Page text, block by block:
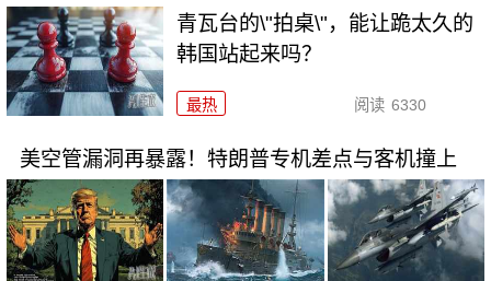
青瓦台的\"拍桌\"，能让跪太久的
韩国站起来吗？
最热 阅读 6330
美空管漏洞再暴露！特朗普专机差点与客机撞上